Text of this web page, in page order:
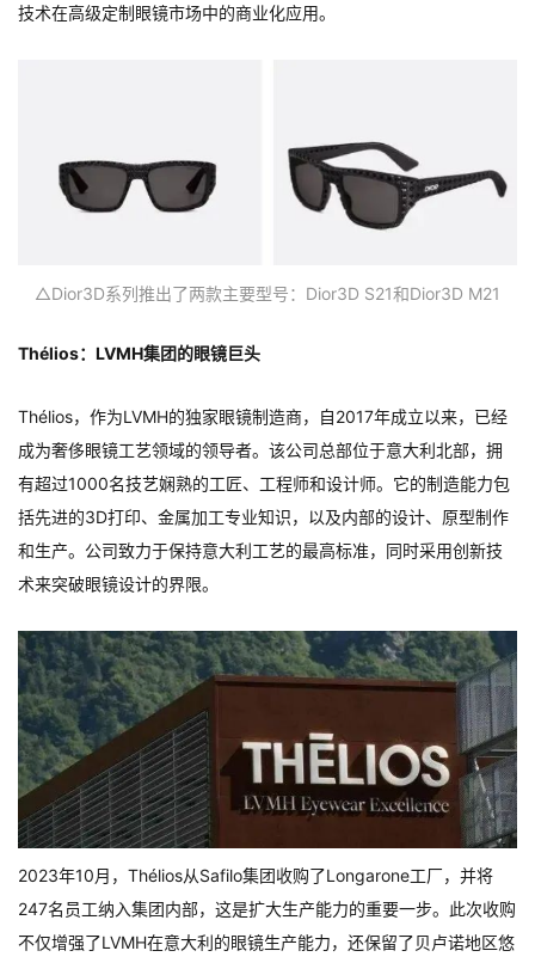
技术在高级定制眼镜市场中的商业化应用。
△Dior3D系列推出了两款主要型号：Dior3D S21和Dior3D M21
Thélios：LVMH集团的眼镜巨头
Thélios，作为LVMH的独家眼镜制造商，自2017年成立以来，已经
成为奢侈眼镜工艺领域的领导者。该公司总部位于意大利北部，拥
有超过1000名技艺娴熟的工匠、工程师和设计师。它的制造能力包
括先进的3D打印、金属加工专业知识，以及内部的设计、原型制作
和生产。公司致力于保持意大利工艺的最高标准，同时采用创新技
术来突破眼镜设计的界限。
2023年10月，Thélios从Safilo集团收购了Longarone工厂，并将
247名员工纳入集团内部，这是扩大生产能力的重要一步。此次收购
不仅增强了LVMH在意大利的眼镜生产能力，还保留了贝卢诺地区悠